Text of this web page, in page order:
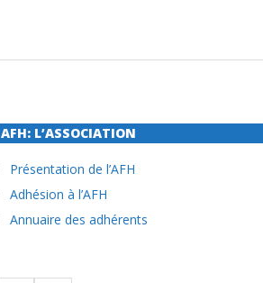
AFH: L’ASSOCIATION
Présentation de l’AFH
Adhésion à l’AFH
Annuaire des adhérents